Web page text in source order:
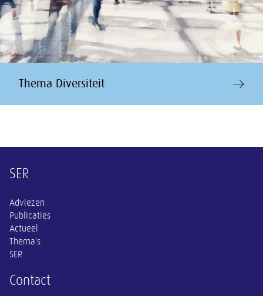
Thema Diversiteit
Overige informatie
SER
Adviezen
Publicaties
Actueel
Thema's
SER
Contact